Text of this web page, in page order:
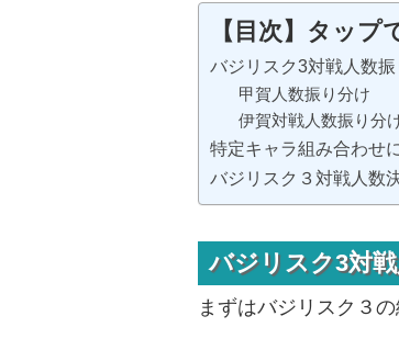
【目次】タップ
バジリスク3対戦人数
甲賀人数振り分け
伊賀対戦人数振り分
特定キャラ組み合わせ
バジリスク３対戦人数
バジリスク3対
まずはバジリスク３